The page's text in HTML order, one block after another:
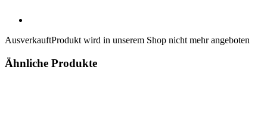
AusverkauftProdukt wird in unserem Shop nicht mehr angeboten
Ähnliche Produkte